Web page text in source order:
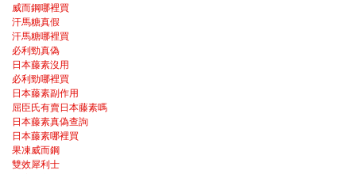
威而鋼哪裡買
汗馬糖真假
汗馬糖哪裡買
必利勁真偽
日本藤素沒用
必利勁哪裡買
日本藤素副作用
屈臣氏有賣日本藤素嗎
日本藤素真偽查詢
日本藤素哪裡買
果凍威而鋼
雙效犀利士